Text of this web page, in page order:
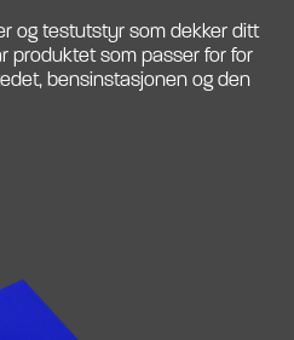
og testutstyr som dekker ditt
produktet som passer for for
bensinstasjonen og den